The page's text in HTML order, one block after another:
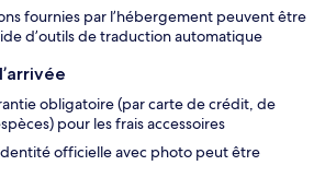
fournies par l’hébergement peuvent être
d’outils de traduction automatique
obligatoire (par carte de crédit, de
pour les frais accessoires
officielle avec photo peut être